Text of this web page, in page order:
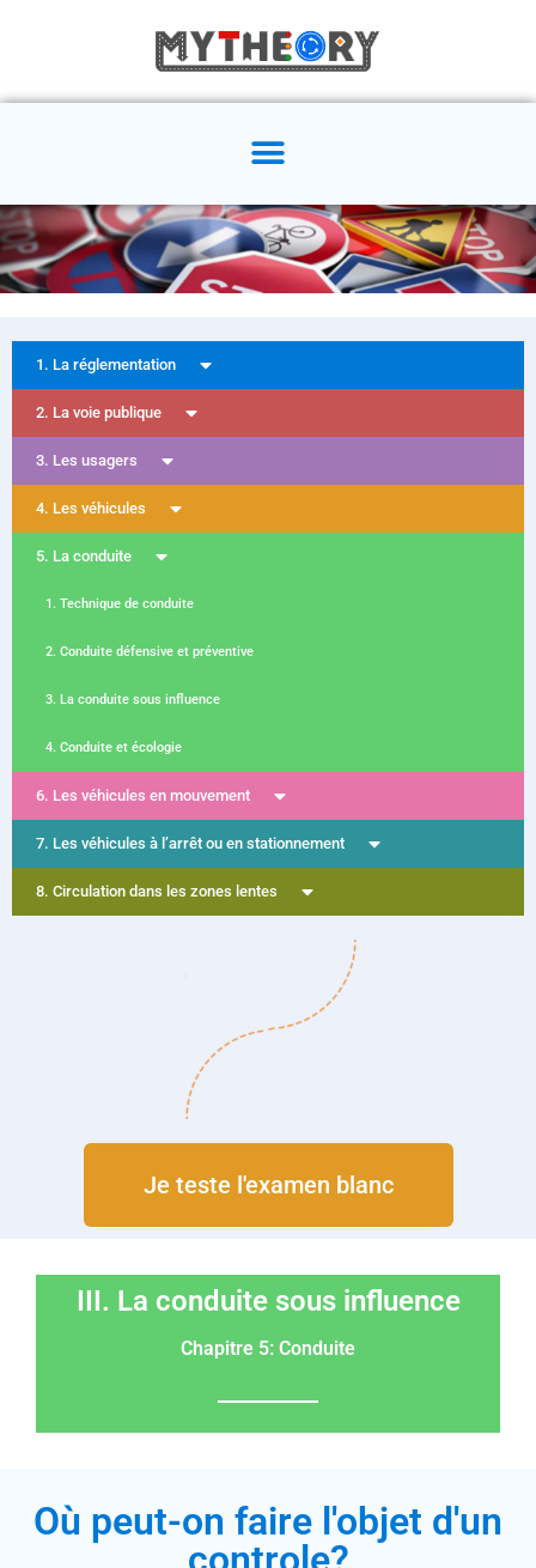
1. La réglementation
2. La voie publique
3. Les usagers
4. Les véhicules
5. La conduite
1. Technique de conduite
2. Conduite défensive et préventive
3. La conduite sous influence
4. Conduite et écologie
6. Les véhicules en mouvement
7. Les véhicules à l’arrêt ou en stationnement
8. Circulation dans les zones lentes
Je teste l'examen blanc
III. La conduite sous influence
Chapitre 5: Conduite
Où peut-on faire l'objet d'un